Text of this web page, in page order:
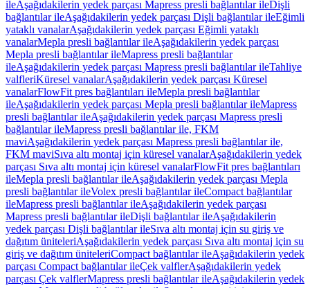
ileAşağıdakilerin yedek parçası Mapress presli bağlantılar ileDişli
bağlantılar ileAşağıdakilerin yedek parçası Dişli bağlantılar ileEğimli
yataklı vanalarAşağıdakilerin yedek parçası Eğimli yataklı
vanalarMepla presli bağlantılar ileAşağıdakilerin yedek parçası
Mepla presli bağlantılar ileMapress presli bağlantılar
ileAşağıdakilerin yedek parçası Mapress presli bağlantılar ileTahliye
valfleriKüresel vanalarAşağıdakilerin yedek parçası Küresel
vanalarFlowFit pres bağlantıları ileMepla presli bağlantılar
ileAşağıdakilerin yedek parçası Mepla presli bağlantılar ileMapress
presli bağlantılar ileAşağıdakilerin yedek parçası Mapress presli
bağlantılar ileMapress presli bağlantılar ile, FKM
maviAşağıdakilerin yedek parçası Mapress presli bağlantılar ile,
FKM maviSıva altı montaj için küresel vanalarAşağıdakilerin yedek
parçası Sıva altı montaj için küresel vanalarFlowFit pres bağlantıları
ileMepla presli bağlantılar ileAşağıdakilerin yedek parçası Mepla
presli bağlantılar ileVolex presli bağlantılar ileCompact bağlantılar
ileMapress presli bağlantılar ileAşağıdakilerin yedek parçası
Mapress presli bağlantılar ileDişli bağlantılar ileAşağıdakilerin
yedek parçası Dişli bağlantılar ileSıva altı montaj için su giriş ve
dağıtım üniteleriAşağıdakilerin yedek parçası Sıva altı montaj için su
giriş ve dağıtım üniteleriCompact bağlantılar ileAşağıdakilerin yedek
parçası Compact bağlantılar ileÇek valflerAşağıdakilerin yedek
parçası Çek valflerMapress presli bağlantılar ileAşağıdakilerin yedek